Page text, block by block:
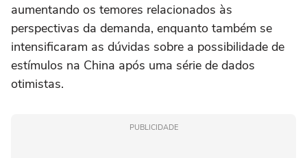
aumentando os temores relacionados às
perspectivas da demanda, enquanto também se
intensificaram as dúvidas sobre a possibilidade de
estímulos na China após uma série de dados
otimistas.
PUBLICIDADE